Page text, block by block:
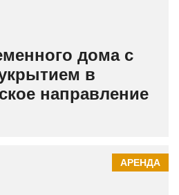
дома с
в
направление
АРЕНДА